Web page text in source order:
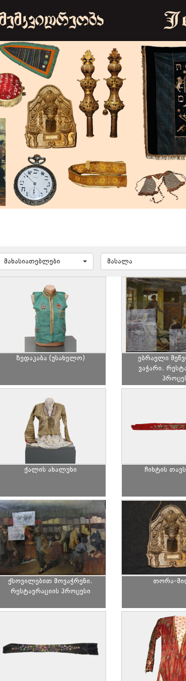
მახასიათებლები მასალა
ზედაკაბა (უსახელო)
ებრაელი
ვაჭარი.
ქალის ახალუხი ჩიხტის
ქსოვილებით მოვაჭრენი.
რესტავრაციის პროცესი
თორა-